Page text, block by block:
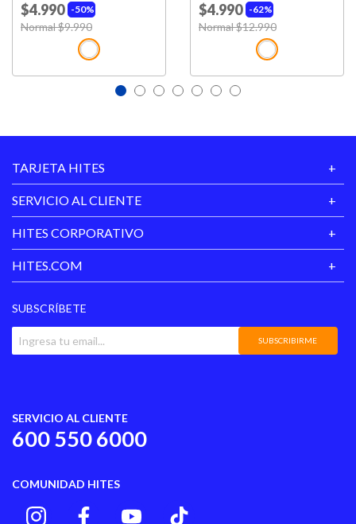
50%
$4.990
Price reduced from
Normal $9.990
62%
$4.990
Price reduced from
Normal $12.990
TARJETA HITES
SERVICIO AL CLIENTE
HITES CORPORATIVO
HITES.COM
SUBSCRÍBETE
SUBSCRIBIRME
SERVICIO AL CLIENTE
600 550 6000
COMUNIDAD HITES